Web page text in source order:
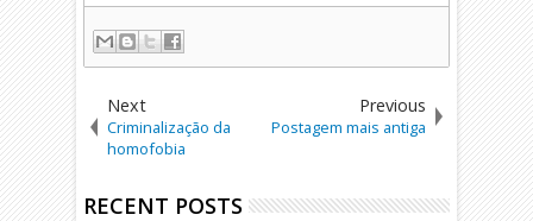
Next
Criminalização da
homofobia
Previous
Postagem mais antiga
RECENT POSTS